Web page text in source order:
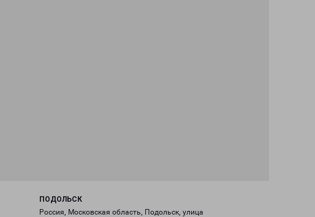
ПОДОЛЬСК
Россия, Московская область, Подольск, улица